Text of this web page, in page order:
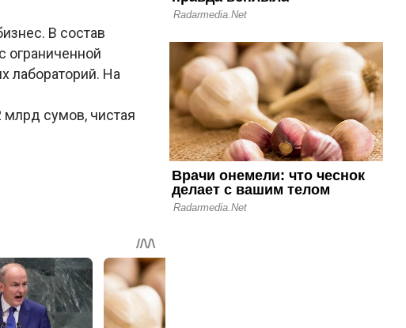
В состав
ограниченной
лабораторий. На
млрд сумов, чистая